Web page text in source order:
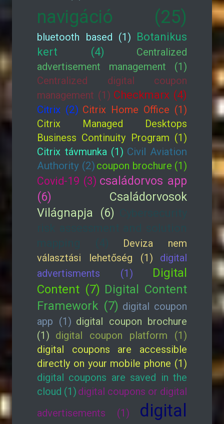
navigáció (25)
bluetooth based (1) Botanikus
kert (4)
Centralized
advertisement management (1)
Centralized digital coupon
management (1) Checkmarx (4)
Citrix (2) Citrix Home Office (1)
Citrix Managed Desktops
Business Continuity Program (1)
Citrix távmunka (1) Civil Aviation
Authority (2) coupon brochure (1)
Covid-19 (3) családorvos app
(6)
Családorvosok
Világnapja (6)
Deviza nem
választási lehetőség (1)
digital
advertisments (1)
Digital
Content (7) Digital Content
Framework (7) digital coupon
app (1) digital coupon brochure
(1) digital coupon platform (1)
digital coupons are accessible
directly on your mobile phone (1)
digital coupons are saved in the
cloud (1) digital coupons or digital
advertisements (1)
digital